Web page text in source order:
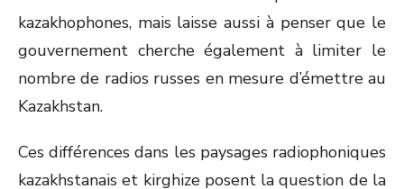
kazakhophones, mais laisse aussi à penser que le
gouvernement cherche également à limiter le
nombre de radios russes en mesure d’émettre au
Kazakhstan.
Ces différences dans les paysages radiophoniques
kazakhstanais et kirghize posent la question de la